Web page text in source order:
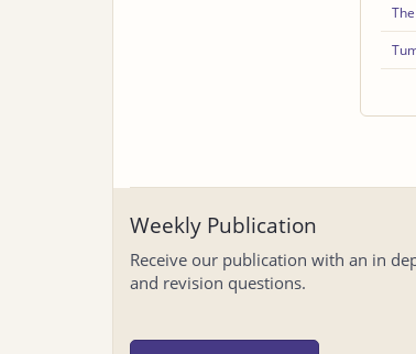
Weekly Publication
Receive our publication with an in
and revision questions.